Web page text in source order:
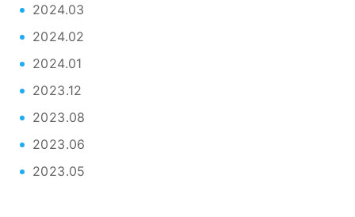
2024.03
2024.02
2024.01
2023.12
2023.08
2023.06
2023.05